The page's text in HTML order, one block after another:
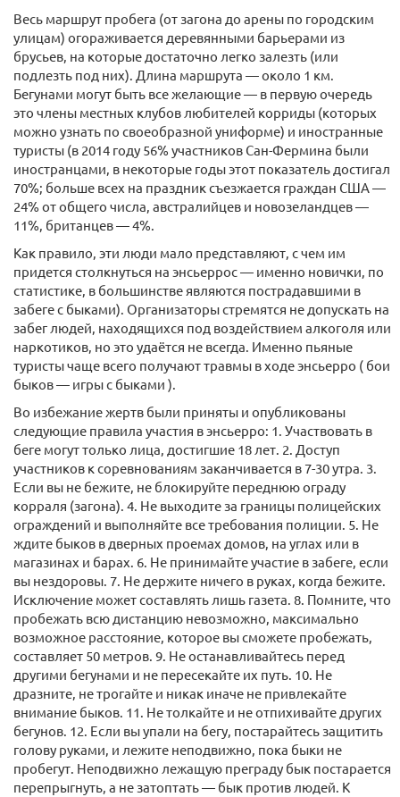
Весь маршрут пробега (от загона до арены по городским
улицам) огораживается деревянными барьерами из
брусьев, на которые достаточно легко залезть (или
подлезть под них). Длина маршрута — около 1 км.
Бегунами могут быть все желающие — в первую очередь
это члены местных клубов любителей корриды (которых
можно узнать по своеобразной униформе) и иностранные
туристы (в 2014 году 56% участников Сан-Фермина были
иностранцами, в некоторые годы этот показатель достигал
70%; больше всех на праздник съезжается граждан США —
24% от общего числа, австралийцев и новозеландцев —
11%, британцев — 4%.
Как правило, эти люди мало представляют, с чем им
придется столкнуться на энсьеррос — именно новички, по
статистике, в большинстве являются пострадавшими в
забеге с быками). Организаторы стремятся не допускать на
забег людей, находящихся под воздействием алкоголя или
наркотиков, но это удаётся не всегда. Именно пьяные
туристы чаще всего получают травмы в ходе энсьерро ( бои
быков — игры с быками ).
Во избежание жертв были приняты и опубликованы
следующие правила участия в энсьерро: 1. Участвовать в
беге могут только лица, достигшие 18 лет. 2. Доступ
участников к соревнованиям заканчивается в 7-30 утра. 3.
Если вы не бежите, не блокируйте переднюю ограду
корраля (загона). 4. Не выходите за границы полицейских
ограждений и выполняйте все требования полиции. 5. Не
ждите быков в дверных проемах домов, на углах или в
магазинах и барах. 6. Не принимайте участие в забеге, если
вы нездоровы. 7. Не держите ничего в руках, когда бежите.
Исключение может составлять лишь газета. 8. Помните, что
пробежать всю дистанцию невозможно, максимально
возможное расстояние, которое вы сможете пробежать,
составляет 50 метров. 9. Не останавливайтесь перед
другими бегунами и не пересекайте их путь. 10. Не
дразните, не трогайте и никак иначе не привлекайте
внимание быков. 11. Не толкайте и не отпихивайте других
бегунов. 12. Если вы упали на бегу, постарайтесь защитить
голову руками, и лежите неподвижно, пока быки не
пробегут. Неподвижно лежащую преграду бык постарается
перепрыгнуть, а не затоптать — бык против людей. К